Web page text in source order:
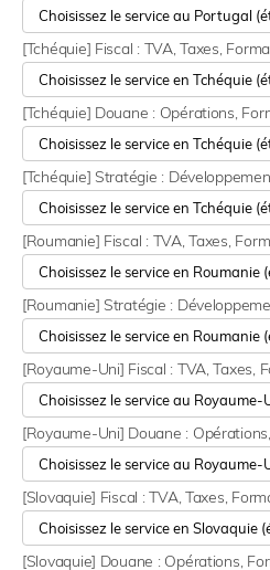
[Tchéquie] Fiscal : TVA, Taxes,
[Tchéquie] Douane : Opérations,
[Tchéquie] Stratégie :
[Roumanie] Fiscal : TVA, Taxes,
[Roumanie] Stratégie :
[Royaume-Uni] Fiscal : TVA, Taxes,
[Royaume-Uni] Douane :
[Slovaquie] Fiscal : TVA, Taxes,
[Slovaquie] Douane : Opérations,